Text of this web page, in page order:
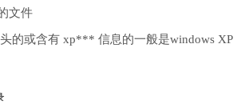
文件
的或含有 xp*** 信息的一般是windows XP